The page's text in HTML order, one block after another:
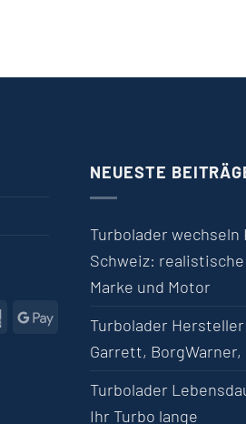
American Express
Google Pay
NEUESTE
Turbolader wechseln
Schweiz:
Marke und Motor
Turbolader
Garrett, BorgWarner,
Turbolader
Ihr Turbo lange